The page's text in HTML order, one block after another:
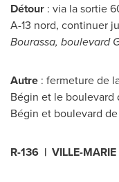
Détour : via la sortie
A-13 nord, continuer
Bourassa, boulevard
Autre : fermeture de
Bégin et le boulevard
Bégin et boulevard
R-136 | VILLE-MARIE